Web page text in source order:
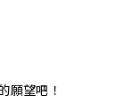
願望吧！